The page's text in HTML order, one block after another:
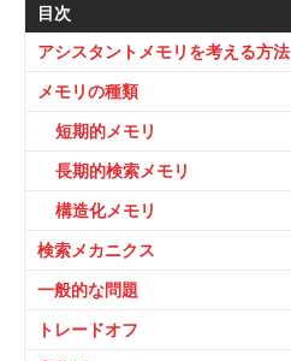
目次
アシスタントメモリを考える方法
メモリの種類
短期的メモリ
長期的検索メモリ
構造化メモリ
検索メカニクス
一般的な問題
トレードオフ